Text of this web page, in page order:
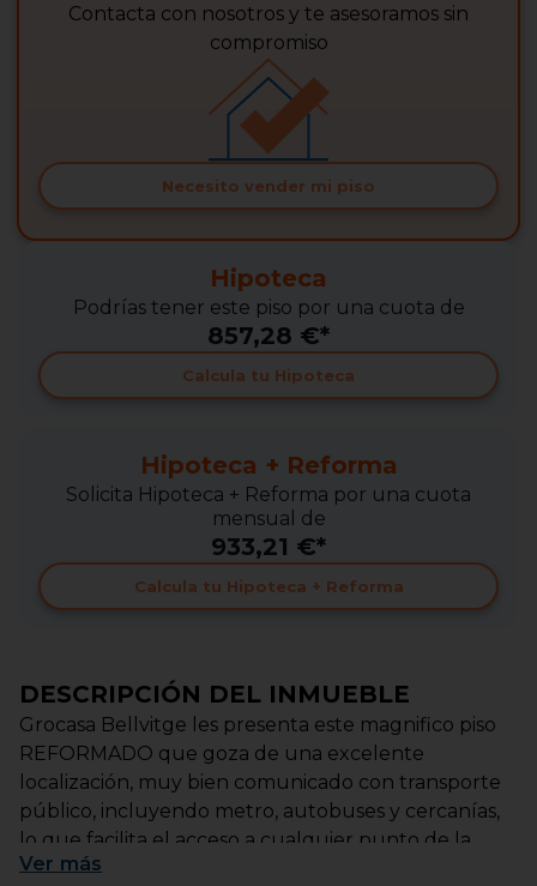
Contacta con nosotros y te asesoramos sin
compromiso
Necesito vender mi piso
Hipoteca
Podrías tener este piso por una cuota de
857,28 €*
Calcula tu Hipoteca
Hipoteca + Reforma
Solicita Hipoteca + Reforma por una cuota
mensual de
933,21 €*
Calcula tu Hipoteca + Reforma
DESCRIPCIÓN DEL INMUEBLE
Grocasa Bellvitge les presenta este magnifico piso
REFORMADO que goza de una excelente
localización, muy bien comunicado con transporte
público, incluyendo metro, autobuses y cercanías,
lo que facilita el acceso a cualquier punto de la
ciudad. Además, cuenta con rápida conexión en
Ver más